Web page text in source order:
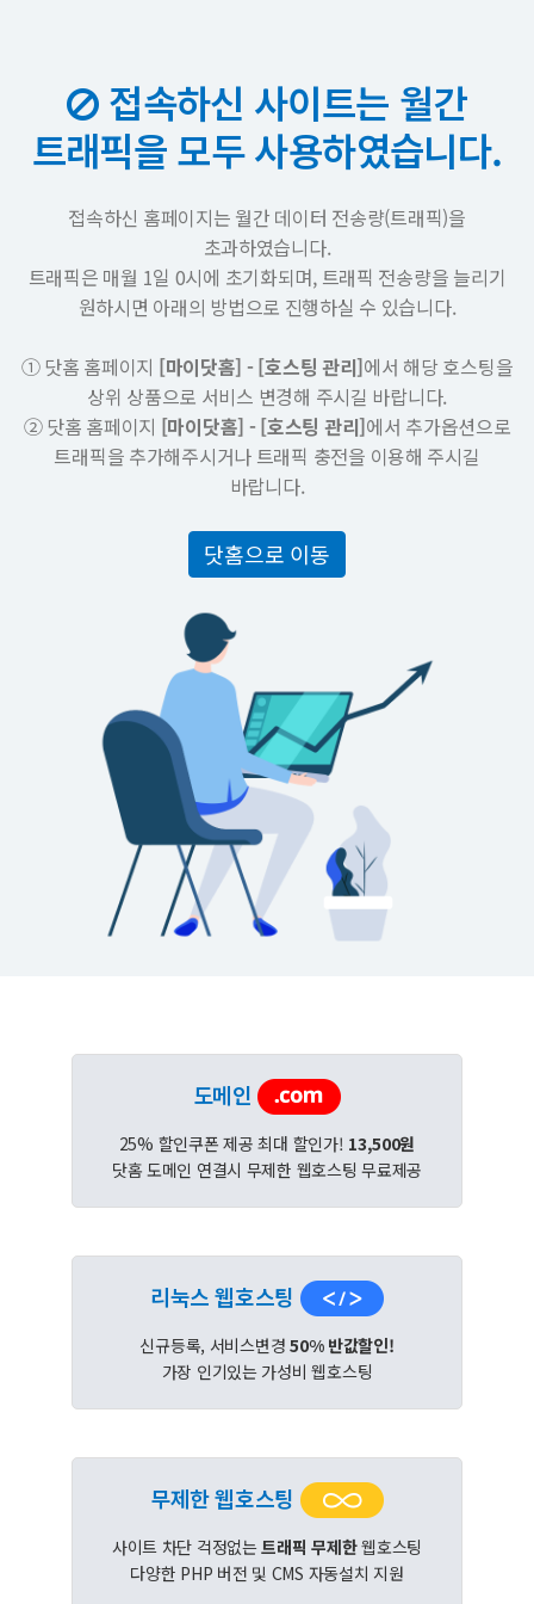
접속하신 사이트는 월간
트래픽을 모두 사용하였습니다.
접속하신 홈페이지는 월간 데이터 전송량(트래픽)을
초과하였습니다.
트래픽은 매월 1일 0시에 초기화되며, 트래픽 전송량을 늘리기
원하시면 아래의 방법으로 진행하실 수 있습니다.
① 닷홈 홈페이지 [마이닷홈] - [호스팅 관리]에서 해당 호스팅을
상위 상품으로 서비스 변경해 주시길 바랍니다.
② 닷홈 홈페이지 [마이닷홈] - [호스팅 관리]에서 추가옵션으로
트래픽을 추가해주시거나 트래픽 충전을 이용해 주시길
바랍니다.
닷홈으로 이동
도메인
25% 할인쿠폰 제공 최대 할인가! 13,500원
닷홈 도메인 연결시 무제한 웹호스팅 무료제공
리눅스 웹호스팅
신규등록, 서비스변경50% 반값할인!
가장 인기있는 가성비 웹호스팅
무제한 웹호스팅
사이트 차단 걱정없는트래픽 무제한웹호스팅
다양한 PHP 버전 및 CMS 자동설치 지원